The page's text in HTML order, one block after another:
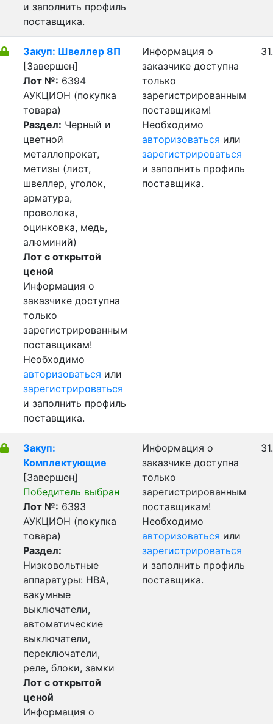
и заполнить профиль
поставщика.
Закуп: Швеллер 8П
[Завершен]
Лот №: 6394
АУКЦИОН (покупка
товара)
Раздел: Черный и
цветной
металлопрокат,
метизы (лист,
швеллер, уголок,
арматура,
проволока,
оцинковка, медь,
алюминий)
Лот с открытой
ценой
Информация о
заказчике доступна
только
зарегистрированным
поставщикам!
Необходимо
авторизоваться или
зарегистрироваться
и заполнить профиль
поставщика.
Информация о
заказчике доступна
только
зарегистрированным
поставщикам!
Необходимо
авторизоваться или
зарегистрироваться
и заполнить профиль
поставщика.
Закуп:
Комплектующие
[Завершен]
Победитель выбран
Лот №: 6393
АУКЦИОН (покупка
товара)
Раздел:
Низковольтные
аппаратуры: НВА,
вакумные
выключатели,
автоматические
выключатели,
переключатели,
реле, блоки, замки
Лот с открытой
ценой
Информация о
Информация о
заказчике доступна
только
зарегистрированным
поставщикам!
Необходимо
авторизоваться или
зарегистрироваться
и заполнить профиль
поставщика.